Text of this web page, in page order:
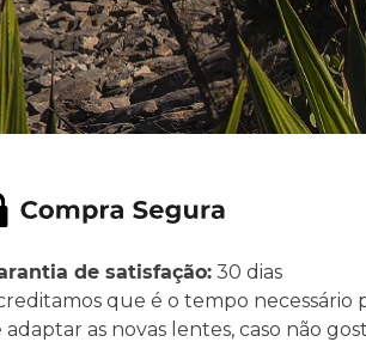
de satisfação:30 dias
que é o tempo necessário
adaptar as novas lentes, caso não